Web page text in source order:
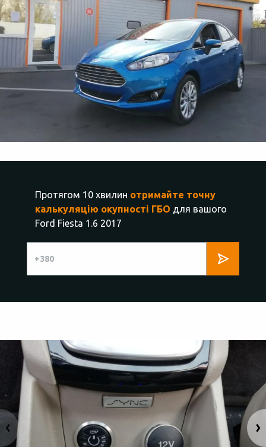
Протягом 10 хвилин отримайте точну
калькуляцію окупності ГБО для вашого
Ford Fiesta 1.6 2017